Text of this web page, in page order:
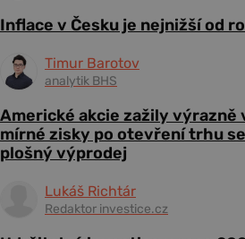
Inflace v Česku je nejnižší od
Timur Barotov
analytik BHS
Americké akcie zažily výrazně
mírné zisky po otevření trhu
plošný výprodej
Lukáš Richtár
Redaktor investice.cz